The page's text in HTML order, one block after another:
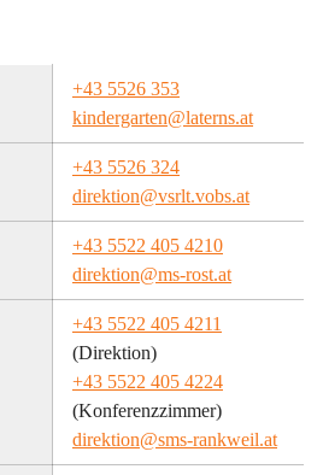
+43 5526 353
kindergarten@laterns.at
+43 5526 324
direktion@vsrlt.vobs.at
+43 5522 405 4210
direktion@ms-rost.at
+43 5522 405 4211
(Direktion)
+43 5522 405 4224
(Konferenzzimmer)
direktion@sms-rankweil.at